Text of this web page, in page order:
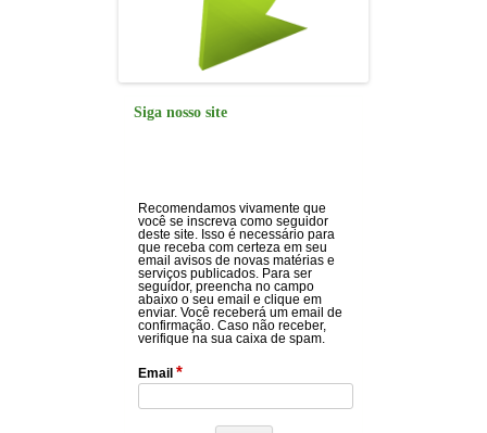
Siga nosso site
Recomendamos vivamente que
você se inscreva como seguidor
deste site. Isso é necessário para
que receba com certeza em seu
email avisos de novas matérias e
serviços publicados. Para ser
seguidor, preencha no campo
abaixo o seu email e clique em
enviar. Você receberá um email de
confirmação. Caso não receber,
verifique na sua caixa de spam.
Email *